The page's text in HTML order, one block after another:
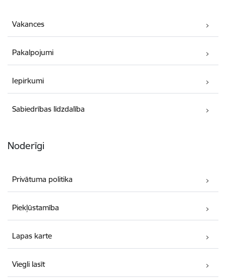
Vakances
Pakalpojumi
Iepirkumi
Sabiedrības līdzdalība
Noderīgi
Privātuma politika
Piekļūstamība
Lapas karte
Viegli lasīt